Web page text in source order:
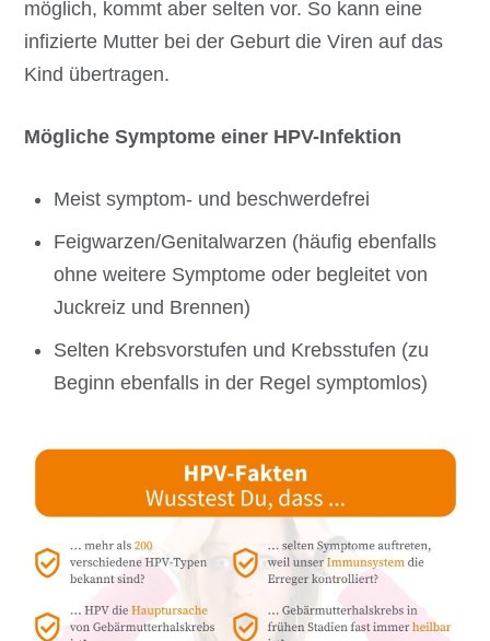
möglich, kommt aber selten vor. So kann eine
infizierte Mutter bei der Geburt die Viren auf das
Kind übertragen.
Mögliche Symptome einer HPV-Infektion
Meist symptom- und beschwerdefrei
Feigwarzen/Genitalwarzen (häufig ebenfalls
ohne weitere Symptome oder begleitet von
Juckreiz und Brennen)
Selten Krebsvorstufen und Krebsstufen (zu
Beginn ebenfalls in der Regel symptomlos)